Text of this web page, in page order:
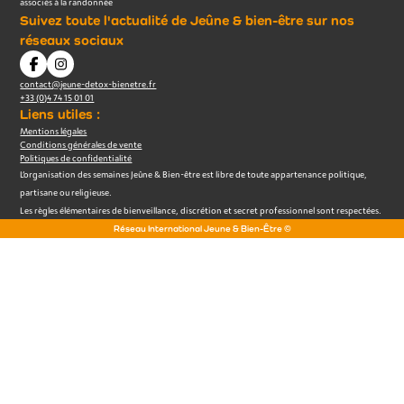
Suivez toute l'actualité de Jeûne & bien-être sur nos
réseaux sociaux
contact@jeune-detox-bienetre.fr
+33 (0)4 74 15 01 01
Liens utiles :
Mentions légales
Conditions générales de vente
Politiques de confidentialité
L’organisation des semaines Jeûne & Bien-être est libre de toute appartenance politique,
partisane ou religieuse.
Les règles élémentaires de bienveillance, discrétion et secret professionnel sont respectées.
Réseau International Jeune & Bien-Être ©